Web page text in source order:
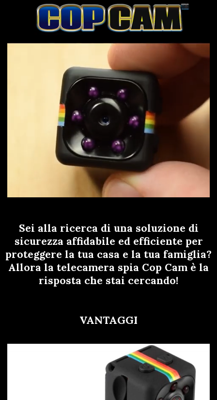
Sei alla ricerca di una soluzione di
sicurezza affidabile ed efficiente per
proteggere la tua casa e la tua famiglia?
Allora la telecamera spia Cop Cam è la
risposta che stai cercando!
VANTAGGI